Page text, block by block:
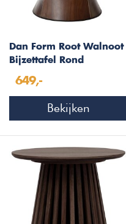
Dan Form Root Walnoot
Bijzettafel Rond
649,-
Bekijken